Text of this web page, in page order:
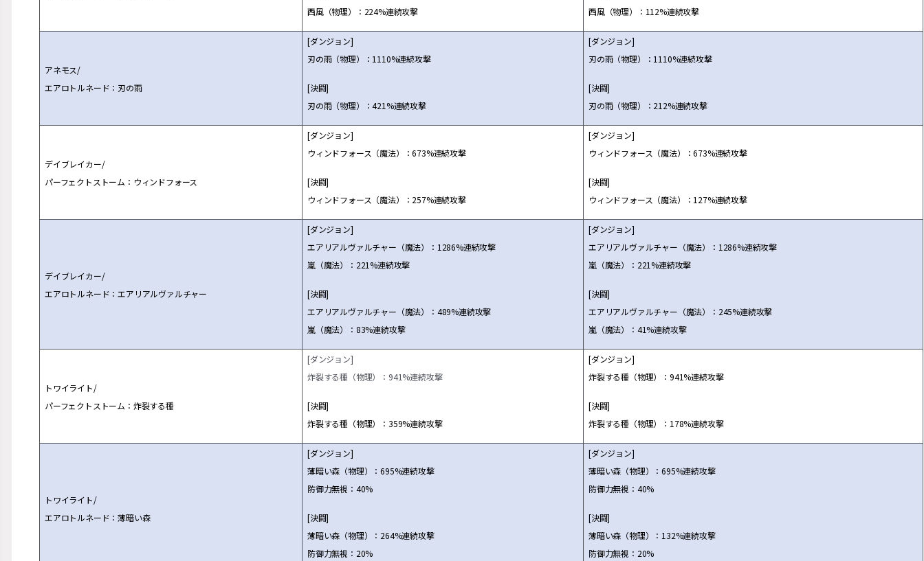
西風（物理）：224%連続攻撃
西風（物理）：112%連続攻撃
アネモス/
エアロトルネード：刃の雨
[ダンジョン]
刃の雨（物理）：1110%連続攻撃
[決闘]
刃の雨（物理）：421%連続攻撃
[ダンジョン]
刃の雨（物理）：1110%連続攻撃
[決闘]
刃の雨（物理）：212%連続攻撃
デイブレイカー/
パーフェクトストーム：ウィンドフォース
[ダンジョン]
ウィンドフォース（魔法）：673%連続攻撃
[決闘]
ウィンドフォース（魔法）：257%連続攻撃
[ダンジョン]
ウィンドフォース（魔法）：673%連続攻撃
[決闘]
ウィンドフォース（魔法）：127%連続攻撃
デイブレイカー/
エアロトルネード：エアリアルヴァルチャー
[ダンジョン]
エアリアルヴァルチャー（魔法）：1286%連続攻撃
嵐（魔法）：221%連続攻撃
[決闘]
エアリアルヴァルチャー（魔法）：489%連続攻撃
嵐（魔法）：83%連続攻撃
[ダンジョン]
エアリアルヴァルチャー（魔法）：1286%連続攻撃
嵐（魔法）：221%連続攻撃
[決闘]
エアリアルヴァルチャー（魔法）：245%連続攻撃
嵐（魔法）：41%連続攻撃
トワイライト/
パーフェクトストーム：炸裂する種
[ダンジョン]
炸裂する種（物理）：941%連続攻撃
[決闘]
炸裂する種（物理）：359%連続攻撃
[ダンジョン]
炸裂する種（物理）：941%連続攻撃
[決闘]
炸裂する種（物理）：178%連続攻撃
トワイライト/
エアロトルネード：薄暗い森
[ダンジョン]
薄暗い森（物理）：695%連続攻撃
防御力無視：40%
[決闘]
薄暗い森（物理）：264%連続攻撃
防御力無視：20%
[ダンジョン]
薄暗い森（物理）：695%連続攻撃
防御力無視：40%
[決闘]
薄暗い森（物理）：132%連続攻撃
防御力無視：20%